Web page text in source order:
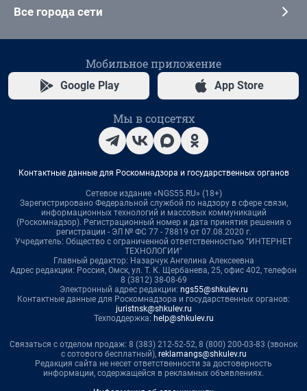
Все города сети
Мобильное приложение
Google Play App Store
Мы в соцсетях
Контактные данные для Роскомнадзора и государственных органов
Сетевое издание «NGS55.RU» (18+)
Зарегистрировано Федеральной службой по надзору в сфере связи,
информационных технологий и массовых коммуникаций
(Роскомнадзор). Регистрационный номер и дата принятия решения о
регистрации - ЭЛ № ФС 77 - 78819 от 07.08.2020 г.
Учредитель: Общество с ограниченной ответственностью "ИНТЕРНЕТ
ТЕХНОЛОГИИ"
Главный редактор: Назарчук Ангелина Алексеевна
Адрес редакции: Россия, Омск, ул. Т. К. Щербанева, 25, офис 402, телефон
8 (3812) 38-08-69
Электронный адрес редакции: ngs55@shkulev.ru
Контактные данные для Роскомнадзора и государственных органов:
juristnsk@shkulev.ru
Техподдержка: help@shkulev.ru
Связаться с отделом продаж: 8 (383) 212-52-52, 8 (800) 200-03-83 (звонок
с сотового бесплатный), reklamangs@shkulev.ru
Редакция сайта не несет ответственности за достоверность
информации, содержащейся в рекламных объявлениях.